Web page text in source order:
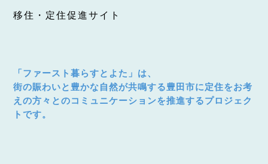
移住・定住促進サイト
「ファースト暮らすとよた」は、
街の賑わいと豊かな自然が共鳴する豊田市に定住をお考
えの方々とのコミュニケーションを推進するプロジェク
トです。